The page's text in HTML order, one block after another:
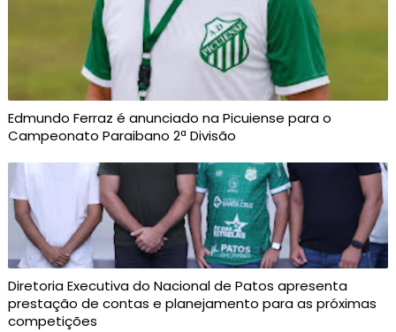
Edmundo Ferraz é anunciado na Picuiense para o
Campeonato Paraibano 2ª Divisão
Diretoria Executiva do Nacional de Patos apresenta
prestação de contas e planejamento para as próximas
competições